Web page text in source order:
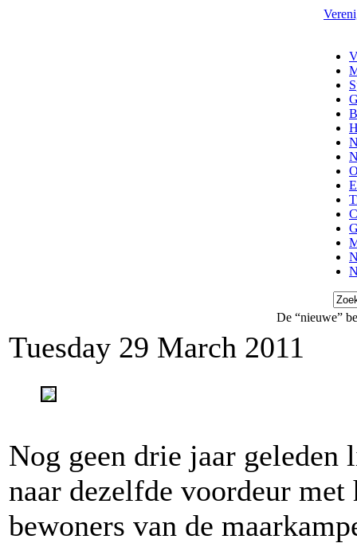
De “nieuwe”
Tuesday 29 March 2011
Nog geen drie jaar
naar dezelfde voordeur
bewoners van de